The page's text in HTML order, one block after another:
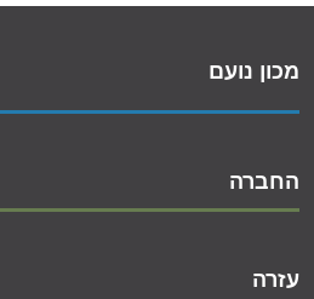
מכון נועם
החברה
עזרה